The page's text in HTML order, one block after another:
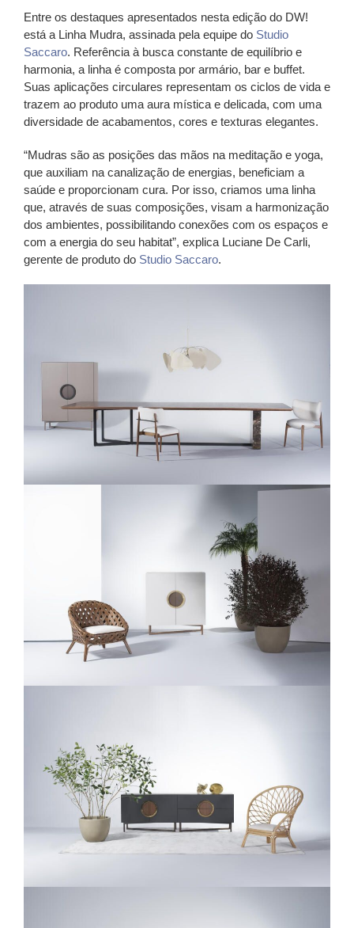
Entre os destaques apresentados nesta edição do DW!
está a Linha Mudra, assinada pela equipe do Studio
Saccaro. Referência à busca constante de equilíbrio e
harmonia, a linha é composta por armário, bar e buffet.
Suas aplicações circulares representam os ciclos de vida e
trazem ao produto uma aura mística e delicada, com uma
diversidade de acabamentos, cores e texturas elegantes.
“Mudras são as posições das mãos na meditação e yoga,
que auxiliam na canalização de energias, beneficiam a
saúde e proporcionam cura. Por isso, criamos uma linha
que, através de suas composições, visam a harmonização
dos ambientes, possibilitando conexões com os espaços e
com a energia do seu habitat”, explica Luciane De Carli,
gerente de produto do Studio Saccaro.